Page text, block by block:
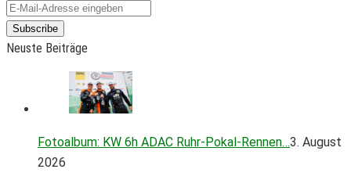
Subscribe
Neuste Beiträge
Fotoalbum: KW 6h ADAC Ruhr-Pokal-Rennen…3. August
2026